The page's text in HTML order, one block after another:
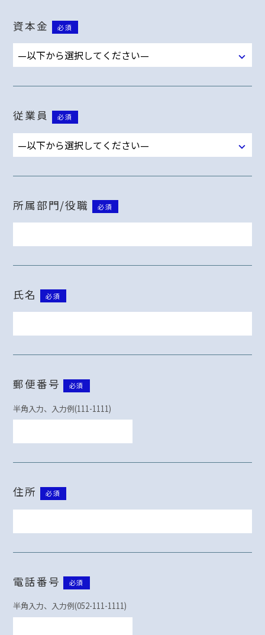
資本金 必須
従業員 必須
所属部門/役職 必須
氏名 必須
郵便番号 必須
半角入力、入力例(111-1111)
住所 必須
電話番号 必須
半角入力、入力例(052-111-1111)